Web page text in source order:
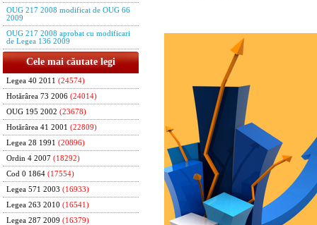
OUG 217 2008 modificat de OUG 66
2009
OUG 217 2008 aprobat cu modificari
de Legea 136 2009
Cele mai căutate legi
Legea 40 2011 (24574)
Hotărârea 73 2006 (24014)
OUG 195 2002 (23678)
Hotărârea 41 2001 (22809)
Legea 28 1991 (20896)
Ordin 4 2007 (18292)
Cod 0 1864 (17554)
Legea 571 2003 (16933)
Legea 263 2010 (16541)
Legea 287 2009 (16379)